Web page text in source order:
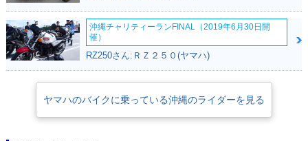
沖縄チャリティーランFINAL（2019年6月30日開
催）
RZ250さん:ＲＺ２５０(ヤマハ)
ヤマハのバイクに乗っている沖縄のライダーを見る